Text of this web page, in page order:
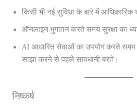
किसी भी नई सुविधा के बारे में आधिकारिक
ऑनलाइन भुगतान करते समय सुरक्षा का
AI आधारित सेवाओं का उपयोग करते समय
साझा करने से पहले सावधानी बरतें।
निष्कर्ष